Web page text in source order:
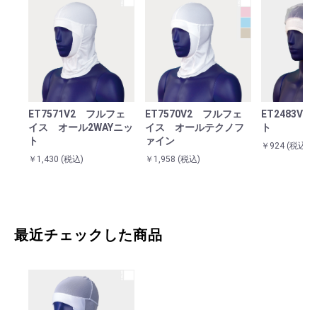
お買い物を続ける カートへ進む
カート（お見積り）へ進む
ET7571V2 フルフェ
イス オール2WAYニッ
ト
￥1,430 (税込)
ET7570V2 フルフェ
イス オールテクノフ
ァイン
￥1,958 (税込)
ET2483V2
ト
￥924 (税込)
最近チェックした商品